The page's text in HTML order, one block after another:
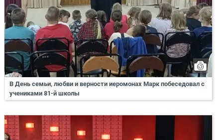
В День семьи, любви и верности иеромонах Марк побеседовал с
учениками 81-й школы